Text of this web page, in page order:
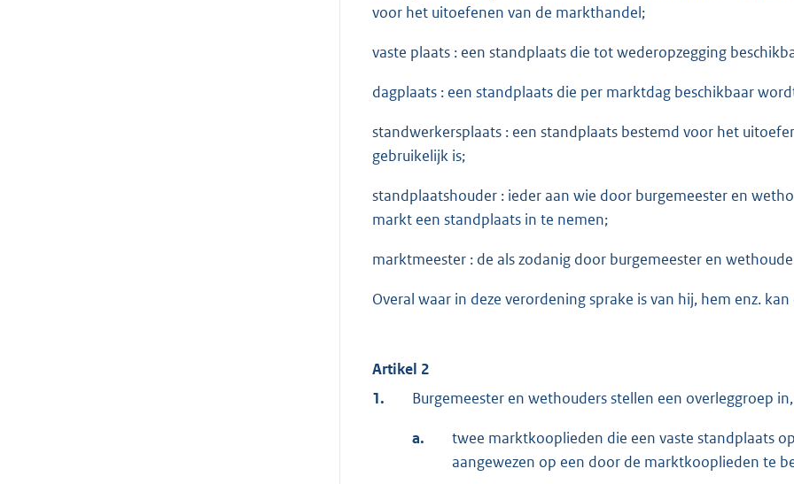
voor het uitoefenen van de markthandel;
vaste plaats : een standplaats die tot wederopzegging
dagplaats : een standplaats die per marktdag beschikbaar
standwerkersplaats : een standplaats bestemd voor het
gebruikelijk is;
standplaatshouder : ieder aan wie door burgemeester en
markt een standplaats in te nemen;
marktmeester : de als zodanig door burgemeester en
Overal waar in deze verordening sprake is van hij, hem enz.
Artikel 2
1.
Burgemeester en wethouders stellen een overleggroep
a.
twee marktkooplieden die een vaste standplaats
aangewezen op een door de marktkooplieden te